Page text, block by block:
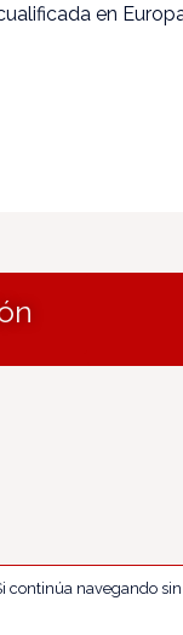
en
continúa navegando